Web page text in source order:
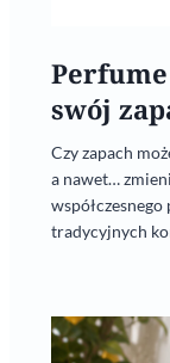
swój
Czy zapach
a nawet…
tradycyjnych